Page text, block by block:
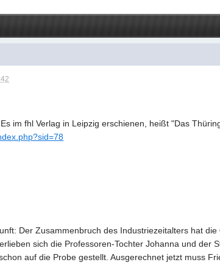
im fhl Verlag in Leipzig erschienen, heißt "Das
Der Zusammenbruch des Industriezeitalters hat
sich die Professoren-Tochter Johanna und der
auf die Probe gestellt. Ausgerechnet jetzt muss